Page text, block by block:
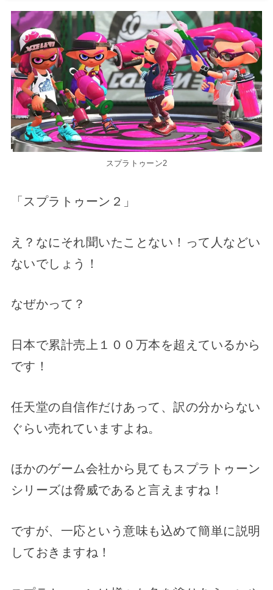
スプラトゥーン2
「スプラトゥーン２」
え？なにそれ聞いたことない！って人などい
ないでしょう！
なぜかって？
日本で累計売上１００万本を超えているから
です！
任天堂の自信作だけあって、訳の分からない
ぐらい売れていますよね。
ほかのゲーム会社から見てもスプラトゥーン
シリーズは脅威であると言えますね！
ですが、一応という意味も込めて簡単に説明
しておきますね！